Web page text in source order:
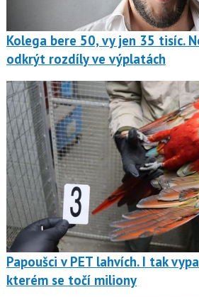
Kolega bere 50, vy jen 35 tisíc.
odkrýt rozdíly ve výplatách
Papoušci v PET lahvích. I tak
kterém se točí miliony